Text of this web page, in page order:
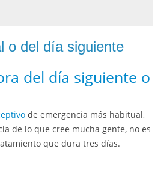
o del día siguiente
del día siguiente o
de emergencia más habitual,
de lo que cree mucha gente, no es
que dura tres días.